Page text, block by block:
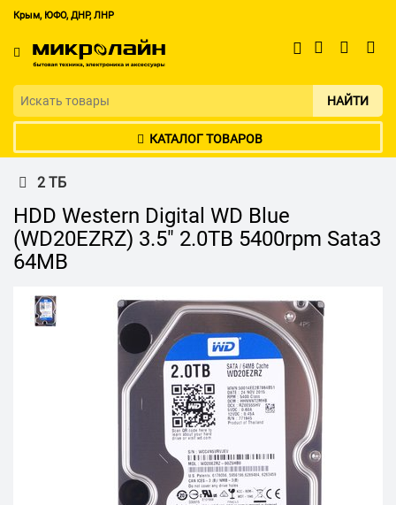
Крым, ЮФО, ДНР, ЛНР
НАЙТИ
КАТАЛОГ ТОВАРОВ
2 ТБ
HDD Western Digital WD Blue
(WD20EZRZ) 3.5" 2.0TB 5400rpm Sata3
64MB